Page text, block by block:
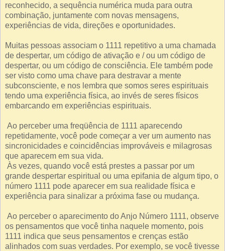
reconhecido, a sequência numérica muda para outra
combinação, juntamente com novas mensagens,
experiências de vida, direções e oportunidades.
Muitas pessoas associam o 1111 repetitivo a uma chamada
de despertar, um código de ativação e / ou um código de
despertar, ou um código de consciência. Ele também pode
ser visto como uma chave para destravar a mente
subconsciente, e nos lembra que somos seres espirituais
tendo uma experiência física, ao invés de seres físicos
embarcando em experiências espirituais.
Ao perceber uma freqüência de 1111 aparecendo
repetidamente, você pode começar a ver um aumento nas
sincronicidades e coincidências improváveis ​​e milagrosas
que aparecem em sua vida.
Às vezes, quando você está prestes a passar por um
grande despertar espiritual ou uma epifania de algum tipo, o
número 1111 pode aparecer em sua realidade física e
experiência para sinalizar a próxima fase ou mudança.
Ao perceber o aparecimento do Anjo Número 1111, observe
os pensamentos que você tinha naquele momento, pois
1111 indica que seus pensamentos e crenças estão
alinhados com suas verdades. Por exemplo, se você tivesse